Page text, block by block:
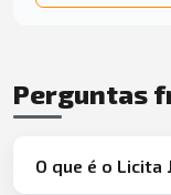
Perguntas
O que é o Licita